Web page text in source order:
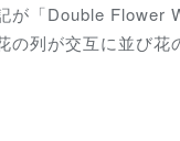
が「Double Flower
列が交互に並び